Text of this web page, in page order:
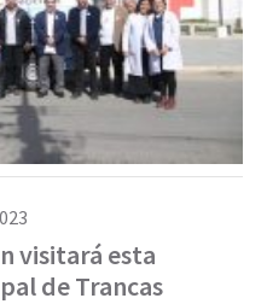
visitará esta
de Trancas